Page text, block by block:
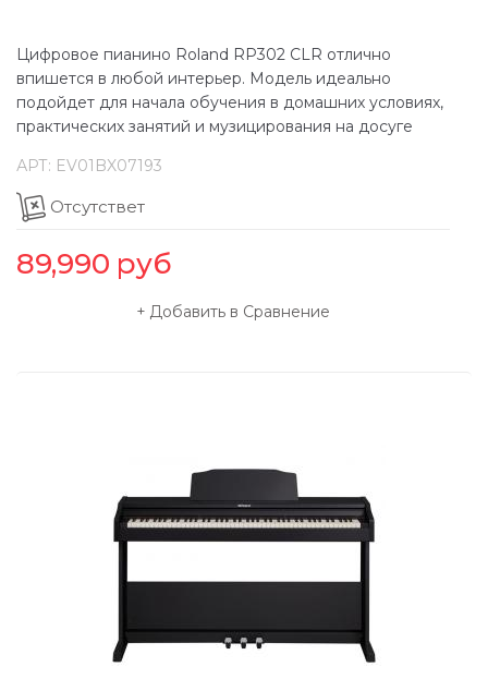
Цифровое пианино Roland RP302 CLR отлично
впишется в любой интерьер. Модель идеально
подойдет для начала обучения в домашних условиях,
практических занятий и музицирования на досуге
АРТ: EV01BX07193
Отсутствет
89,990 руб
Добавить в Сравнение